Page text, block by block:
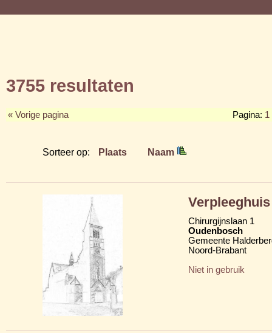
3755 resultaten
« Vorige pagina Pagina: 1
Sorteer op: Plaats Naam
Chirurgijnslaan 1
Oudenbosch
Gemeente
Noord-Brabant
Niet in gebruik